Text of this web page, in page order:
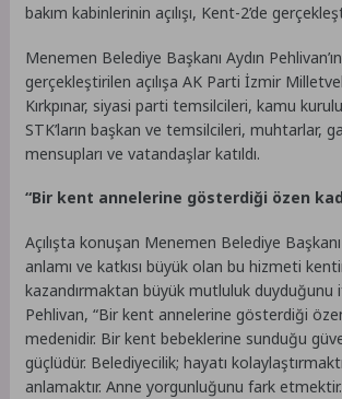
bakım kabinlerinin açılışı, Kent-2’de
Menemen Belediye Başkanı Aydın
gerçekleştirilen açılışa AK Parti İzmir
Kırkpınar, siyasi parti temsilcileri, kamu
STK’ların başkan ve temsilcileri, muhtarlar,
mensupları ve vatandaşlar katıldı.
“Bir kent annelerine gösterdiği özen
Açılışta konuşan Menemen Belediye
anlamı ve katkısı büyük olan bu hizmeti
kazandırmaktan büyük mutluluk duyduğunu
Pehlivan, “Bir kent annelerine gösterdiği
medenidir. Bir kent bebeklerine sunduğu
güçlüdür. Belediyecilik; hayatı
anlamaktır. Anne yorgunluğunu fark